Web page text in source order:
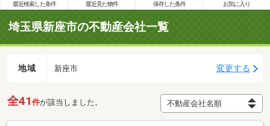
最近検索した条件 最近見た物件 保存した条件 お気に入り
埼玉県新座市の不動産会社一覧
地域 新座市 変更する
全41 件が該当しました。